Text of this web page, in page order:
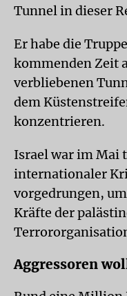
Tunnel in dieser
Er habe die
kommenden Zeit
verbliebenen
dem
konzentrieren.
Israel war im Mai
internationaler
vorgedrungen,
Kräfte der
Aggressoren